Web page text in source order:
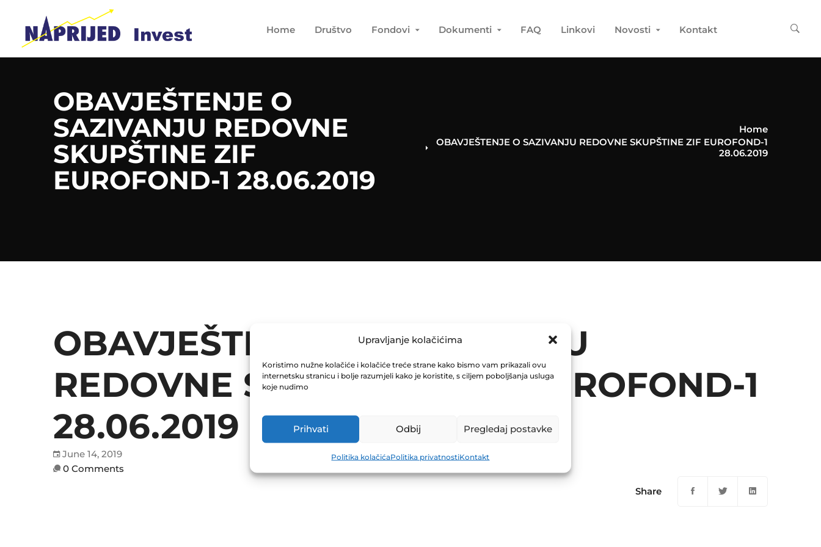
Upravljanje kolačićima
Koristimo nužne kolačiće i kolačiće treće strane kako bismo vam prikazali ovu
internetsku stranicu i bolje razumjeli kako je koristite, s ciljem poboljšanja usluga
koje nudimo
Prihvati Odbij Pregledaj postavke
Politika kolačićaPolitika privatnostiKontakt
Home Društvo Fondovi Dokumenti FAQ Linkovi Novosti Kontakt
OBAVJEŠTENJE O
SAZIVANJU REDOVNE
SKUPŠTINE ZIF
EUROFOND-1 28.06.2019
Home
OBAVJEŠTENJE O SAZIVANJU REDOVNE SKUPŠTINE ZIF EUROFOND-1
28.06.2019
OBAVJEŠTENJE O SAZIVANJU
REDOVNE SKUPŠTINE ZIF EUROFOND-1
28.06.2019
June 14, 2019
0 Comments
Share